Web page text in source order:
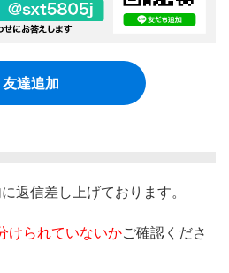
友達追加
返信差し上げております。
けられていないかご確認くださ